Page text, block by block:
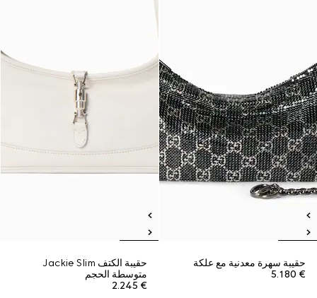
حقيبة سهرة معدنية مع علكة
€ 5.180
حقيبة الكتف Jackie Slim
متوسطة الحجم
€ 2.245